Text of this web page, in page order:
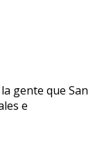
gente que San
e